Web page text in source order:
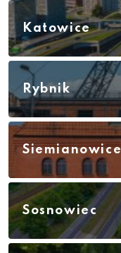
Katowice
Rybnik
Sosnowiec